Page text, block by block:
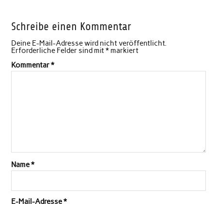
Schreibe einen Kommentar
Deine E-Mail-Adresse wird nicht veröffentlicht.
Erforderliche Felder sind mit*markiert
Kommentar*
Name*
E-Mail-Adresse*